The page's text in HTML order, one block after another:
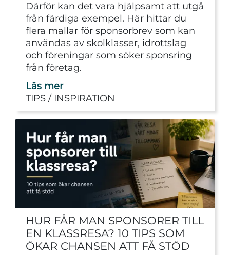
Därför kan det vara hjälpsamt att utgå
från färdiga exempel. Här hittar du
flera mallar för sponsorbrev som kan
användas av skolklasser, idrottslag
och föreningar som söker sponsring
från företag.
Läs mer
TIPS
INSPIRATION
HUR FÅR MAN SPONSORER TILL
EN KLASSRESA? 10 TIPS SOM
ÖKAR CHANSEN ATT FÅ STÖD